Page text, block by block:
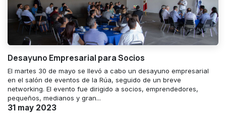
Desayuno Empresarial para Socios
El martes 30 de mayo se llevó a cabo un desayuno empresarial
en el salón de eventos de la Rúa, seguido de un breve
networking. El evento fue dirigido a socios, emprendedores,
pequeños, medianos y gran...
31 may 2023